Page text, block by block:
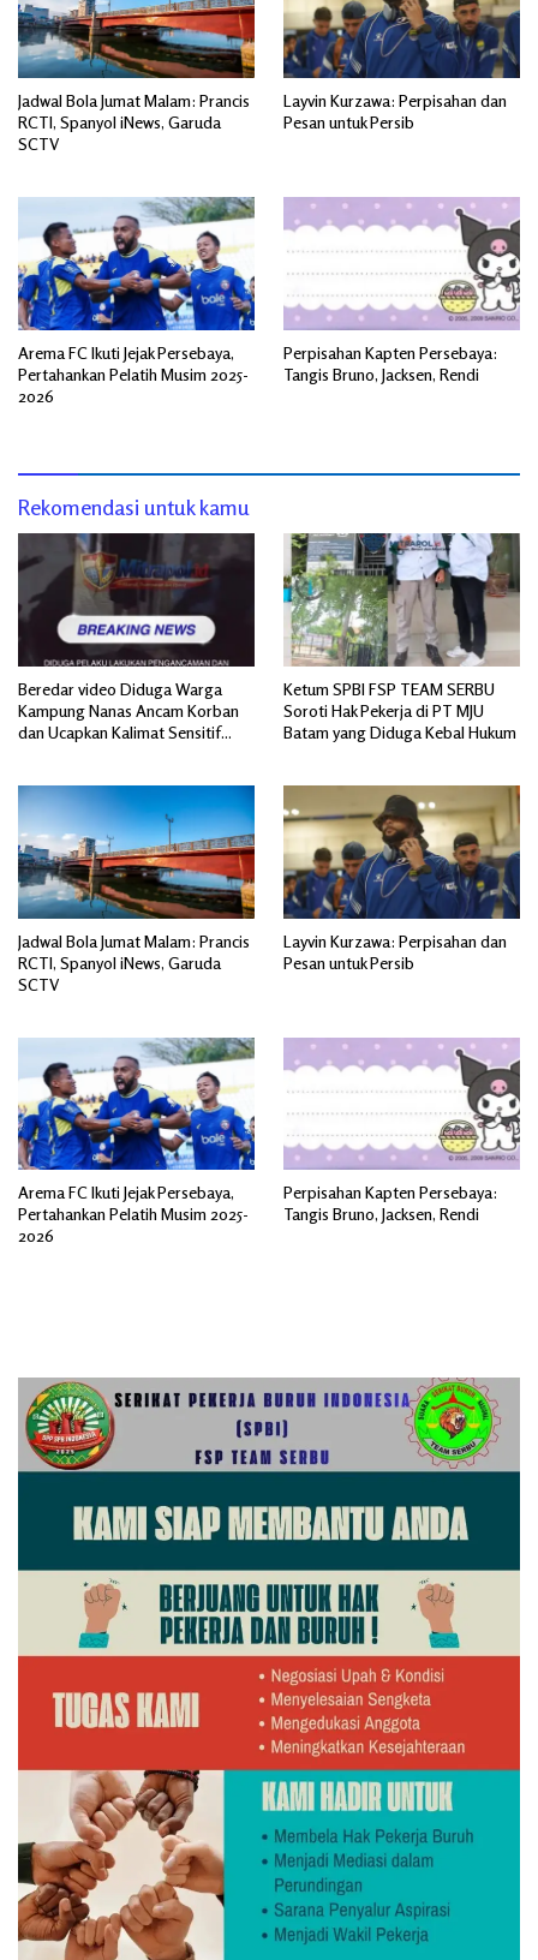
Jadwal Bola Jumat Malam: Prancis
RCTI, Spanyol iNews, Garuda
SCTV
Layvin Kurzawa: Perpisahan dan
Pesan untuk Persib
Arema FC Ikuti Jejak Persebaya,
Pertahankan Pelatih Musim 2025-
2026
Perpisahan Kapten Persebaya:
Tangis Bruno, Jacksen, Rendi
Rekomendasi untuk kamu
Beredar video Diduga Warga
Kampung Nanas Ancam Korban
dan Ucapkan Kalimat Sensitif
Ketum SPBI FSP TEAM SERBU
Soroti Hak Pekerja di PT MJU
Batam yang Diduga Kebal Hukum
Jadwal Bola Jumat Malam: Prancis
RCTI, Spanyol iNews, Garuda
SCTV
Layvin Kurzawa: Perpisahan dan
Pesan untuk Persib
Arema FC Ikuti Jejak Persebaya,
Pertahankan Pelatih Musim 2025-
2026
Perpisahan Kapten Persebaya:
Tangis Bruno, Jacksen, Rendi